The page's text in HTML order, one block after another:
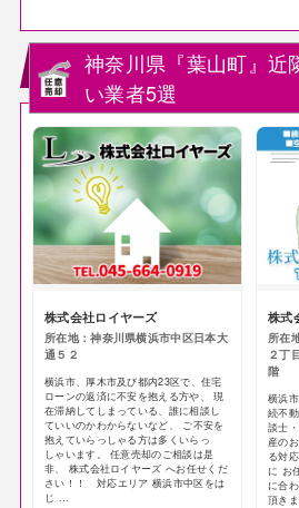
神奈川県『葉山町』近
い業者5選
株式会社ロイヤーズ
所在地：神奈川県横浜市中区日本大
通５２
横浜市、厚木市及び都内23区で、住宅
ローンの返済に不安を抱える方や、 現
在滞納してしまっている、誰に相談し
ていいのかわからないなど、 ご不安を
抱えていらっしゃる方は多くいらっ
しゃいます。 任意売却のご相談は是
非、 株式会社ロイヤーズ へお任せくだ
さい！！ 対応エリア 横浜市中区をは
じ ...
株式
所在
２丁
階
横浜
続不
談士
産の
る対
に お
に合
頂き